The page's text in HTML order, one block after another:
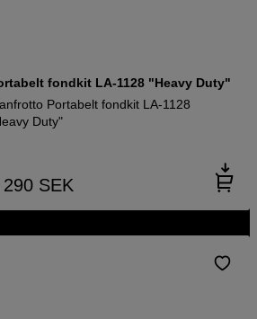
fondkit LA-1128 "Heavy Duty"
Portabelt fondkit LA-1128
Duty"
290 SEK